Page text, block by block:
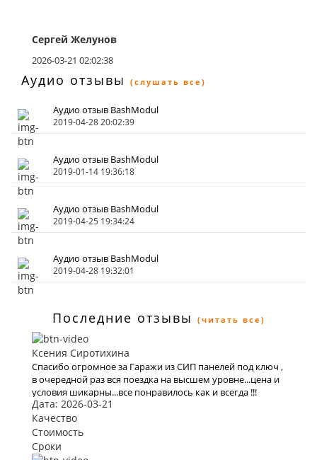
Сергей Желунов
2026-03-21 02:02:38
Аудио отзывы (слушать все)
Аудио отзыв BashModul
2019-04-28 20:02:39
Аудио отзыв BashModul
2019-01-14 19:36:18
Аудио отзыв BashModul
2019-04-25 19:34:24
Аудио отзыв BashModul
2019-04-28 19:32:01
Последние отзывы (читать все)
Ксения Сиротихина
Спасибо огромное за Гаражи из СИП панелей под ключ ,
в очередной раз вся поездка на высшем уровне...цена и
условия шикарны...все понравилось как и всегда !!!
Дата: 2026-03-21
Качество
Стоимость
Сроки